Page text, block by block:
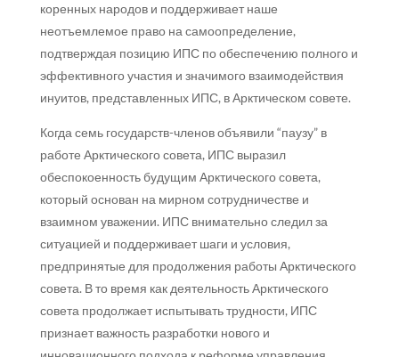
коренных народов и поддерживает наше
неотъемлемое право на самоопределение,
подтверждая позицию ИПС по обеспечению полного и
эффективного участия и значимого взаимодействия
инуитов, представленных ИПС, в Арктическом совете.
Когда семь государств-членов объявили “паузу” в
работе Арктического совета, ИПС выразил
обеспокоенность будущим Арктического совета,
который основан на мирном сотрудничестве и
взаимном уважении. ИПС внимательно следил за
ситуацией и поддерживает шаги и условия,
предпринятые для продолжения работы Арктического
совета. В то время как деятельность Арктического
совета продолжает испытывать трудности, ИПС
признает важность разработки нового и